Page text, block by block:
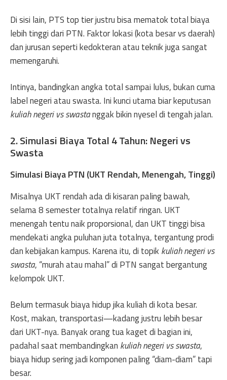
Di sisi lain, PTS top tier justru bisa mematok total biaya
lebih tinggi dari PTN. Faktor lokasi (kota besar vs daerah)
dan jurusan seperti kedokteran atau teknik juga sangat
memengaruhi.
Intinya, bandingkan angka total sampai lulus, bukan cuma
label negeri atau swasta. Ini kunci utama biar keputusan
kuliah negeri vs swastanggak bikin nyesel di tengah jalan.
2. Simulasi Biaya Total 4 Tahun: Negeri vs
Swasta
Simulasi Biaya PTN (UKT Rendah, Menengah, Tinggi)
Misalnya UKT rendah ada di kisaran paling bawah,
selama 8 semester totalnya relatif ringan. UKT
menengah tentu naik proporsional, dan UKT tinggi bisa
mendekati angka puluhan juta totalnya, tergantung prodi
dan kebijakan kampus. Karena itu, di topik kuliah negeri vs
swasta, “murah atau mahal” di PTN sangat bergantung
kelompok UKT.
Belum termasuk biaya hidup jika kuliah di kota besar.
Kost, makan, transportasi—kadang justru lebih besar
dari UKT-nya. Banyak orang tua kaget di bagian ini,
padahal saat membandingkan kuliah negeri vs swasta,
biaya hidup sering jadi komponen paling “diam-diam” tapi
besar.